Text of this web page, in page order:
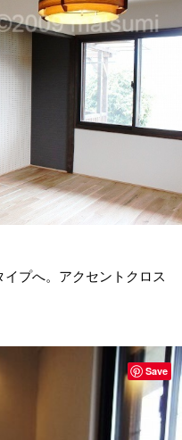
プへ。アクセントクロス
Save